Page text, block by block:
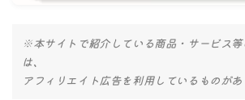
※本サイトで紹介している商品・サービス
は、
アフィリエイト広告を利用しているものが